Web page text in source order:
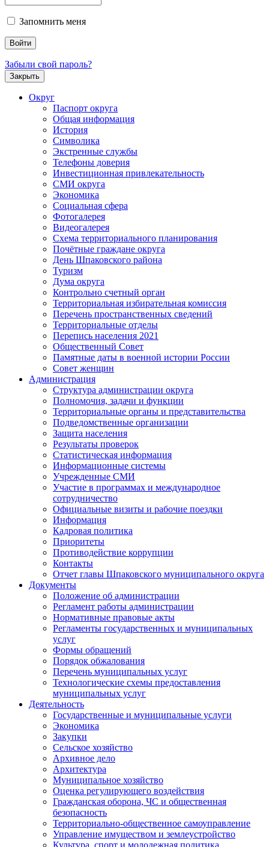
Запомнить меня
Забыли свой пароль?
Закрыть
Округ
Паспорт округа
Общая информация
История
Символика
Экстренные службы
Телефоны доверия
Инвестиционная привлекательность
СМИ округа
Экономика
Социальная сфера
Фотогалерея
Видеогалерея
Схема территориального планирования
Почётные граждане округа
День Шпаковского района
Туризм
Дума округа
Контрольно счетный орган
Территориальная избирательная комиссия
Перечень пространственных сведений
Территориальные отделы
Перепись населения 2021
Общественный Совет
Памятные даты в военной истории России
Совет женщин
Администрация
Структура администрации округа
Полномочия, задачи и функции
Территориальные органы и представительства
Подведомственные организации
Защита населения
Результаты проверок
Статистическая информация
Информационные системы
Учрежденные СМИ
Участие в программах и международное
сотрудничество
Официальные визиты и рабочие поездки
Информация
Кадровая политика
Приоритеты
Противодействие коррупции
Контакты
Отчет главы Шпаковского муниципального округа
Документы
Положение об администрации
Регламент работы администрации
Нормативные правовые акты
Регламенты государственных и муниципальных
услуг
Формы обращений
Порядок обжалования
Перечень муниципальных услуг
Технологические схемы предоставления
муниципальных услуг
Деятельность
Государственные и муниципальные услуги
Экономика
Закупки
Сельское хозяйство
Архивное дело
Архитектура
Муниципальное хозяйство
Оценка регулирующего воздействия
Гражданская оборона, ЧС и общественная
безопасность
Территориально-общественное самоуправление
Управление имуществом и землеустройство